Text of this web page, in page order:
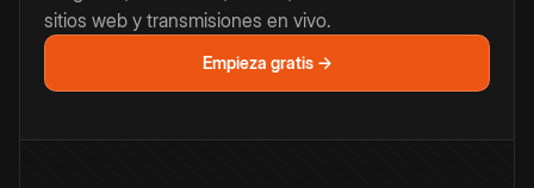
sitios web y transmisiones en vivo.
Empieza gratis →